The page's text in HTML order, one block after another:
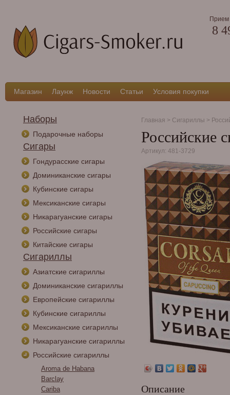
Прием
8
Магазин Лаунж Новости Статьи Условия покупки
Наборы
Подарочные наборы
Сигары
Гондурасские сигары
Доминиканские сигары
Кубинские сигары
Мексиканские сигары
Никарагуанские сигары
Российские сигары
Китайские сигары
Сигариллы
Азиатские сигариллы
Доминиканские сигариллы
Европейские сигариллы
Кубинские сигариллы
Мексиканские сигариллы
Никарагуанские сигариллы
Российские сигариллы
Aroma de Habana
Barclay
Cariba
Главная > Сигариллы >
Российские
Артикул: 481-3729
Описание